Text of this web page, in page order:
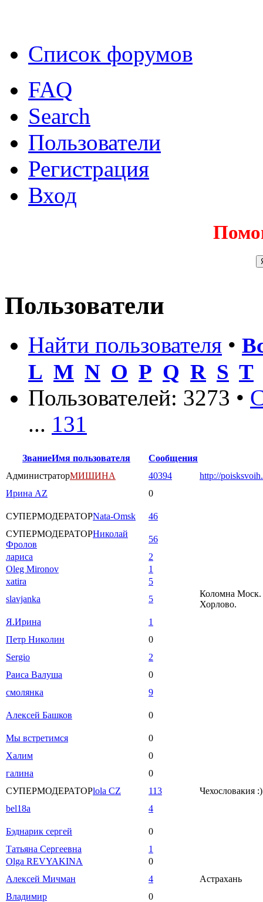
Список форумов
FAQ
Search
Пользователи
Регистрация
Вход
Пользователи
Найти пользователя •
L M N O P Q R S T
Пользователей: 3273 •
... 131
ЗваниеИмя пользователя
Сообщения
АдминистраторМИШИНА 40394
http://
Ирина AZ
0
СУПЕРМОДЕРАТОРNata-Omsk
46
СУПЕРМОДЕРАТОРНиколай
Фролов
56
лариса
2
Oleg Mironov
1
xatira
5
slavjanka
5
Коломна Моск.
Хорлово.
Я.Ирина
1
Петр Николин
0
Sergio
2
Раиса Валуша
0
смолянка
9
Алексей Башков 0
Мы встретимся
0
Халим
0
галина
0
СУПЕРМОДЕРАТОРlola CZ 113
Чехословакия :)
bel18a
4
Бэднарик сергей
0
Татьяна Сергеевна
1
Olga REVYAKINA
0
Алексей Мичман
4
Астрахань
Владимир
0